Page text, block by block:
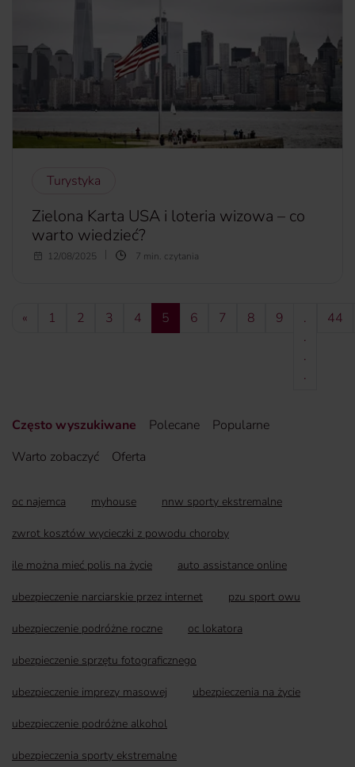
Turystyka
Zielona Karta USA i loteria wizowa – co
warto wiedzieć?
Chcesz wyjechać do USA i zacząć tam wszystko od nowa.
wniosków zostaje odrzucona? W tym artykule wyjaśniamy,
jak poprawnie złożyć wniosek o Zieloną Kartę.
więcej...
12/08/2025 7 min. czytania
« 1 2 3 4 5 6 7 8 9
.
.
.
.
44
Często wyszukiwane Polecane
Popularne
Warto zobaczyć
Oferta
oc najemca myhouse nnw sporty ekstremalne
zwrot kosztów wycieczki z powodu choroby
ile można mieć polis na życie auto assistance online
ubezpieczenie narciarskie przez internet pzu sport owu
ubezpieczenie podróżne roczne oc lokatora
ubezpieczenie sprzętu fotograficznego
ubezpieczenie imprezy masowej ubezpieczenia na życie
ubezpieczenie podróżne alkohol
ubezpieczenia sporty ekstremalne